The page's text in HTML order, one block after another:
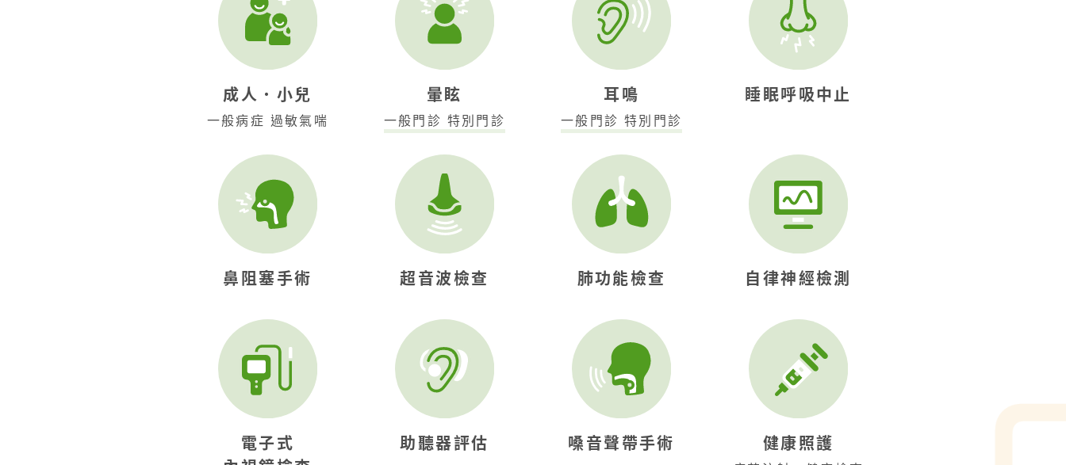
成人˙小兒
一般病症 過敏氣喘
暈眩
一般門診 特別門診
耳鳴
一般門診 特別門診
睡眠呼吸中止
鼻阻塞手術 超音波檢查 肺功能檢查 自律神經檢測
電子式
助聽器評估 嗓音聲帶手術 健康照護